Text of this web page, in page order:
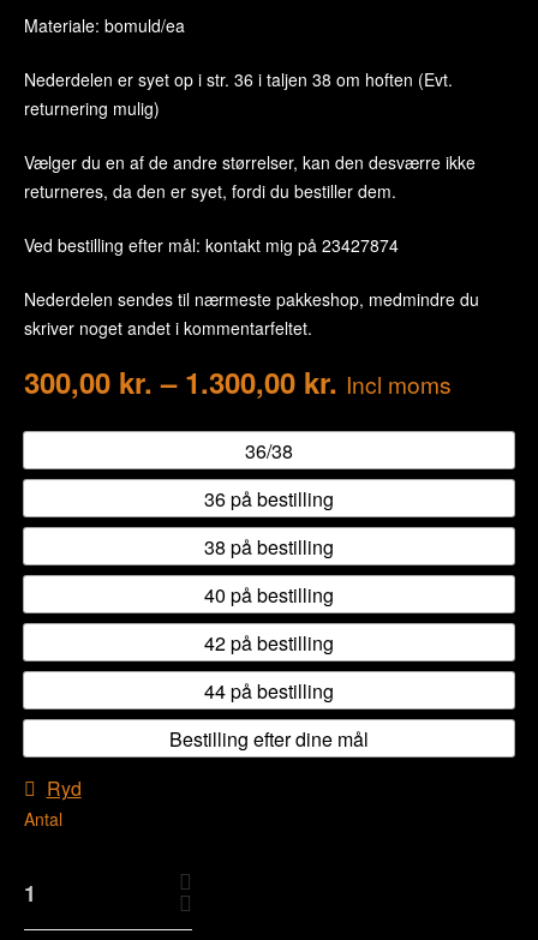
Materiale: bomuld/ea
Nederdelen er syet op i str. 36 i taljen 38 om hoften (Evt.
returnering mulig)
Vælger du en af de andre størrelser, kan den desværre ikke
returneres, da den er syet, fordi du bestiller dem.
Ved bestilling efter mål: kontakt mig på 23427874
Nederdelen sendes til nærmeste pakkeshop, medmindre du
skriver noget andet i kommentarfeltet.
300,00 kr. – 1.300,00 kr. Incl moms
36/38
36 på bestilling
38 på bestilling
40 på bestilling
42 på bestilling
44 på bestilling
Bestilling efter dine mål
Ryd
Antal